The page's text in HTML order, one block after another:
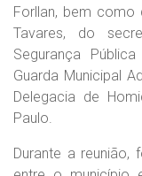
Forllan, bem como
Tavares, do
Segurança
Guarda Municipal
Delegacia de
Paulo.
Durante a reunião,